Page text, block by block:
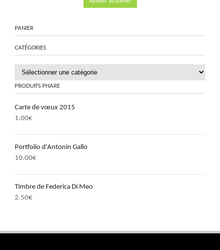
PANIER
CATÉGORIES
PRODUITS PHARE
Carte de vœux 2015
1.00€
Portfolio d'Antonin Gallo
10.00€
Timbre de Federica Di Meo
2.50€